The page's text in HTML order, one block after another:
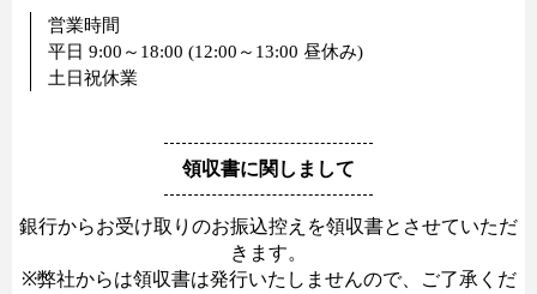
営業時間
平日 9:00～18:00 (12:00～13:00 昼休み)
土日祝休業
領収書に関しまして
銀行からお受け取りのお振込控えを領収書とさせていただ
きます。
※弊社からは領収書は発行いたしませんので、ご了承くだ